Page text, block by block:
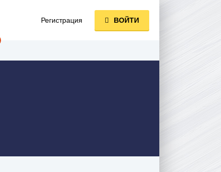
Регистрация ВОЙТИ